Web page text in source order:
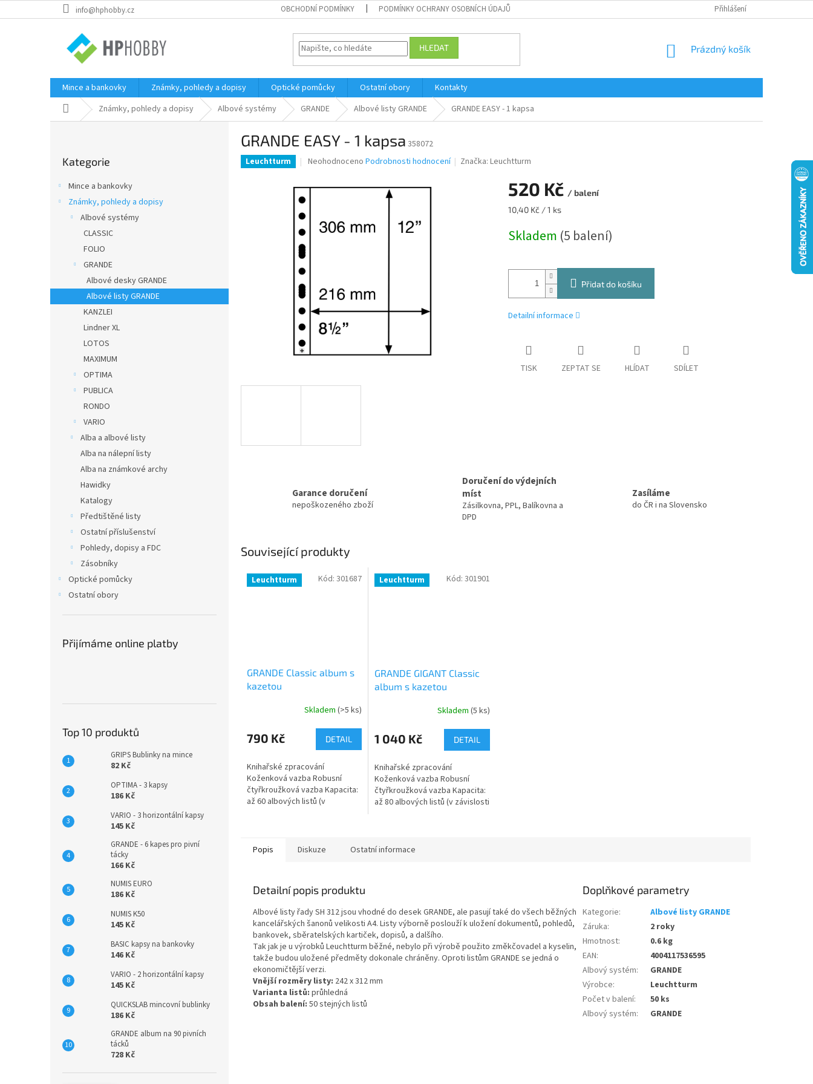
na
info@hphobby.cz OBCHODNÍ PODMÍNKY PODMÍNKY OCHRANY OSOBNÍCH ÚDAJŮ Přihlášení
HLEDAT
NÁKUPNÍ
Prázdný košík
Mince a bankovky Známky, pohledy a dopisy Optické pomůcky Ostatní obory
Kontakty
Domů Známky, pohledy a dopisy Albové systémy GRANDE Albové listy GRANDE GRANDE EASY - 1 kapsa
e
l
kategorie
Kategorie
Mince a bankovky
Známky, pohledy a dopisy
Albové systémy
CLASSIC
FOLIO
GRANDE
Albové desky GRANDE
Albové listy GRANDE
KANZLEI
Lindner XL
LOTOS
MAXIMUM
OPTIMA
PUBLICA
RONDO
VARIO
Alba a albové listy
Alba na nálepní listy
Alba na známkové archy
Hawidky
Katalogy
Předtištěné listy
Ostatní příslušenství
Pohledy, dopisy a FDC
Zásobníky
Optické pomůcky
Ostatní obory
Přijímáme online platby
Top 10 produktů
GRIPS Bublinky na mince
82 Kč
OPTIMA - 3 kapsy
186 Kč
VARIO - 3 horizontální kapsy
145 Kč
GRANDE - 6 kapes pro pivní
tácky
166 Kč
NUMIS EURO
186 Kč
NUMIS K50
145 Kč
BASIC kapsy na bankovky
146 Kč
VARIO - 2 horizontální kapsy
145 Kč
QUICKSLAB mincovní bublinky
186 Kč
GRANDE album na 90 pivních
tácků
728 Kč
GRANDE EASY - 1 kapsa 358072
Leuchtturm
Průměrné
Neohodnoceno Podrobnosti hodnocení Značka:Leuchtturm
520 Kč / balení
Měrná
10,40 Kč / 1 ks
Skladem (5 balení)
Přidat do košíku
Detailní informace
TISK ZEPTAT SE HLÍDAT SDÍLET
Garance doručení
nepoškozeného zboží
Doručení do výdejních
míst
Zásilkovna, PPL, Balíkovna a
DPD
Zasíláme
do ČR i na Slovensko
Související produkty
Leuchtturm
GRANDE Classic album s
kazetou
Skladem (>5 ks)
790 Kč DETAIL
Knihařské zpracování
Koženková vazba Robusní
čtyřkroužková vazba Kapacita:
až 60 albových listů (v
Kód: 301687 Leuchtturm
GRANDE GIGANT Classic
album s kazetou
Skladem (5 ks)
1 040 Kč DETAIL
Knihařské zpracování
Koženková vazba Robusní
čtyřkroužková vazba Kapacita:
až 80 albových listů (v závislosti
Kód: 301901
Popis Diskuze Ostatní informace
Detailní popis produktu
Albové listy řady SH 312 jsou vhodné do desek GRANDE, ale pasují také do všech běžných
kancelářských šanonů velikosti A4. Listy výborně poslouží k uložení dokumentů, pohledů,
bankovek, sběratelských kartiček, dopisů, a dalšího.
Tak jak je u výrobků Leuchtturm běžné, nebylo při výrobě použito změkčovadel a kyselin,
takže budou uložené předměty dokonale chráněny. Oproti listům GRANDE se jedná o
ekonomičtější verzi.
Vnější rozměry listy: 242 x 312 mm
Varianta listů: průhledná
Obsah balení: 50 stejných listů
Doplňkové parametry
Kategorie:
Albové listy GRANDE
Záruka:
2 roky
Hmotnost:
0.6 kg
EAN:
4004117536595
Albový systém:
GRANDE
Výrobce:
Leuchtturm
Počet v balení:
50 ks
Albový systém: GRANDE